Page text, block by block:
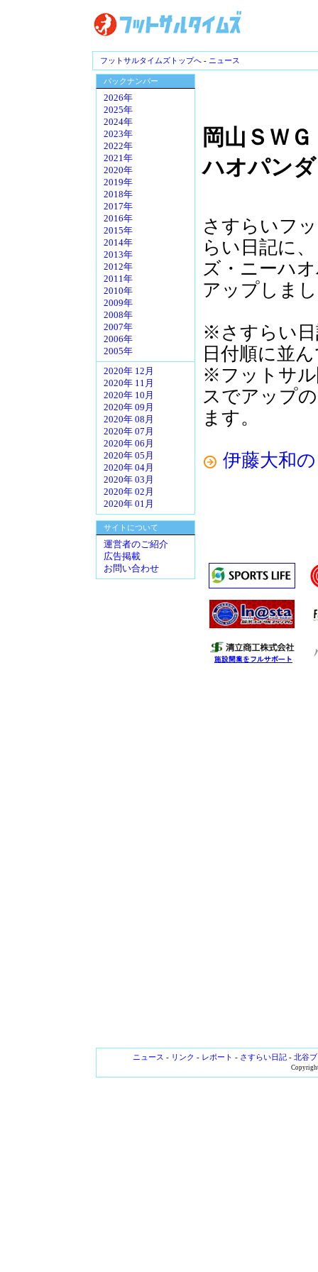
フットサルタイムズトップへ - ニュース
バックナンバー
2026年
2025年
2024年
2023年
2022年
2021年
2020年
2019年
2018年
2017年
2016年
2015年
2014年
2013年
2012年
2011年
2010年
2009年
2008年
2007年
2006年
2005年
2020年 12月
2020年 11月
2020年 10月
2020年 09月
2020年 08月
2020年 07月
2020年 06月
2020年 05月
2020年 04月
2020年 03月
2020年 02月
2020年 01月
サイトについて
運営者のご紹介
広告掲載
お問い合わせ
岡山ＳＷ
ハオパン
さすらいフ
らい日記に
ズ・ニーハ
アップしま
※さすらい日
日付順に並
※フットサル
スでアップ
ます。
伊藤大和
ニュース - リンク - レポート - さすらい日記- 北谷